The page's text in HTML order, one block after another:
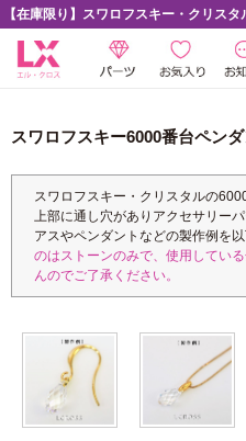
【在庫限り】スワロフスキー・クリス
スワロフスキー6000番台ペン
スワロフスキー・クリスタルの
上部に通し穴がありアクセサリー
アスやペンダントなどの製作例を以
のはストーンのみで、使用してい
んのでご了承ください。